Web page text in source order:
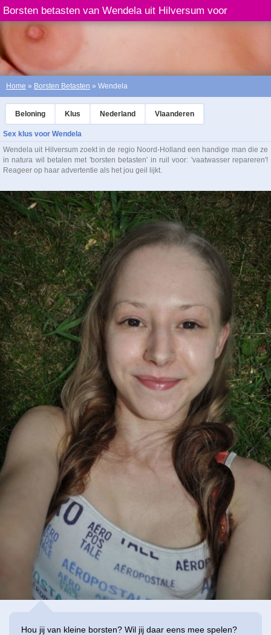
Borsten betasten van Wendela uit Hilversum voor
vaatwasser repareren
Home » Borsten Betasten » Wendela
Beloning Klus Nederland Vlaanderen
Sex klus voor Wendela
Wendela uit Hilversum zoekt in de regio Noord-Holland een handige man die ze
in natura wil betalen met 'borsten betasten' in ruil voor: 'vaatwasser repareren'!
Reageer op haar advertentie als het jou geil lijkt.
Hou jij van kleine borsten? Wil jij daar eens mee spelen?